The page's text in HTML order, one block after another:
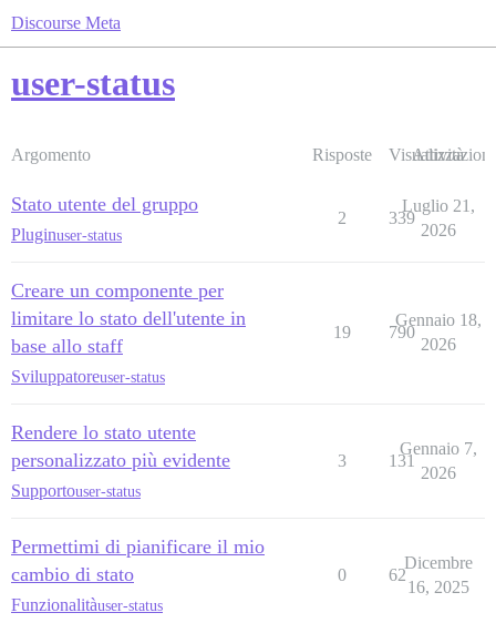
Discourse Meta
user-status
Argomento Risposte Visualizzazioni
Attività
Stato utente del gruppo
Pluginuser-status
2 339
Luglio 21,
2026
Creare un componente per
limitare lo stato dell'utente in
base allo staff
Sviluppatoreuser-status
19 790
Gennaio 18,
2026
Rendere lo stato utente
personalizzato più evidente
Supportouser-status
3 131
Gennaio 7,
2026
Permettimi di pianificare il mio
cambio di stato
Funzionalitàuser-status
0 62
Dicembre
16, 2025